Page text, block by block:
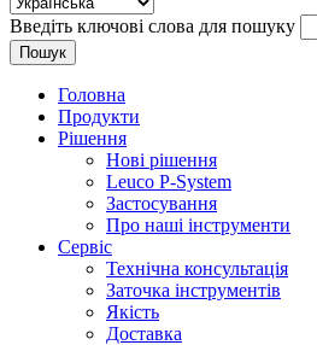
Введіть ключові слова для пошуку
Головна
Продукти
Рішення
Нові рішення
Leuco P-System
Застосування
Про наші інструменти
Сервіс
Технічна консультація
Заточка інструментів
Якість
Доставка